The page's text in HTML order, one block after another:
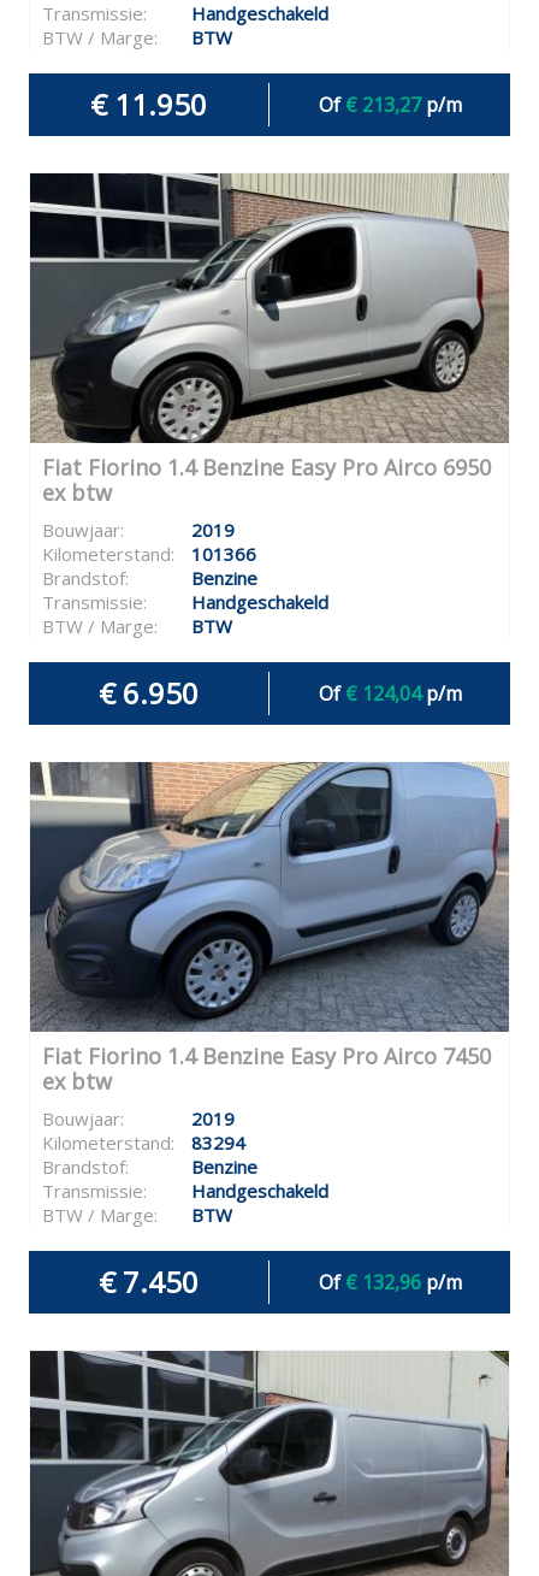
Transmissie:
Handgeschakeld
BTW / Marge:
BTW
€ 11.950 Of€ 213,27p/m
Fiat Fiorino 1.4 Benzine Easy Pro Airco 6950
ex btw
Bouwjaar:
2019
Kilometerstand:
101366
Brandstof:
Benzine
Transmissie:
Handgeschakeld
BTW / Marge:
BTW
€ 6.950 Of€ 124,04p/m
Fiat Fiorino 1.4 Benzine Easy Pro Airco 7450
ex btw
Bouwjaar:
2019
Kilometerstand:
83294
Brandstof:
Benzine
Transmissie:
Handgeschakeld
BTW / Marge:
BTW
€ 7.450 Of€ 132,96p/m